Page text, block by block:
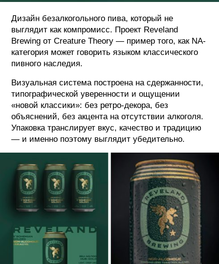
Дизайн безалкогольного пива, который не
выглядит как компромисс. Проект Reveland
Brewing от Creature Theory — пример того, как NA-
категория может говорить языком классического
пивного наследия.
Визуальная система построена на сдержанности,
типографической уверенности и ощущении
«новой классики»: без ретро-декора, без
объяснений, без акцента на отсутствии алкоголя.
Упаковка транслирует вкус, качество и традицию
— и именно поэтому выглядит убедительно.